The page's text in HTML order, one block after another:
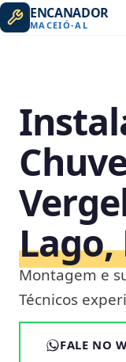
ENCANADOR
MACEIÓ-AL
Lago,
Montagem e
Técnicos
FALE NO